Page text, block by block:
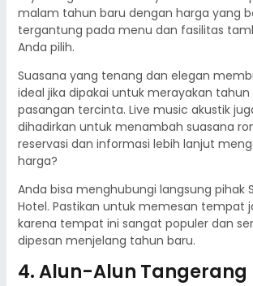
malam tahun baru dengan harga yang
tergantung pada menu dan fasilitas
Anda pilih.
Suasana yang tenang dan elegan
ideal jika dipakai untuk merayakan
pasangan tercinta. Live music akustik
dihadirkan untuk menambah suasana
reservasi dan informasi lebih lanjut
harga?
Anda bisa menghubungi langsung pihak
Hotel. Pastikan untuk memesan tempat
karena tempat ini sangat populer dan
dipesan menjelang tahun baru.
4. Alun-Alun Tangerang